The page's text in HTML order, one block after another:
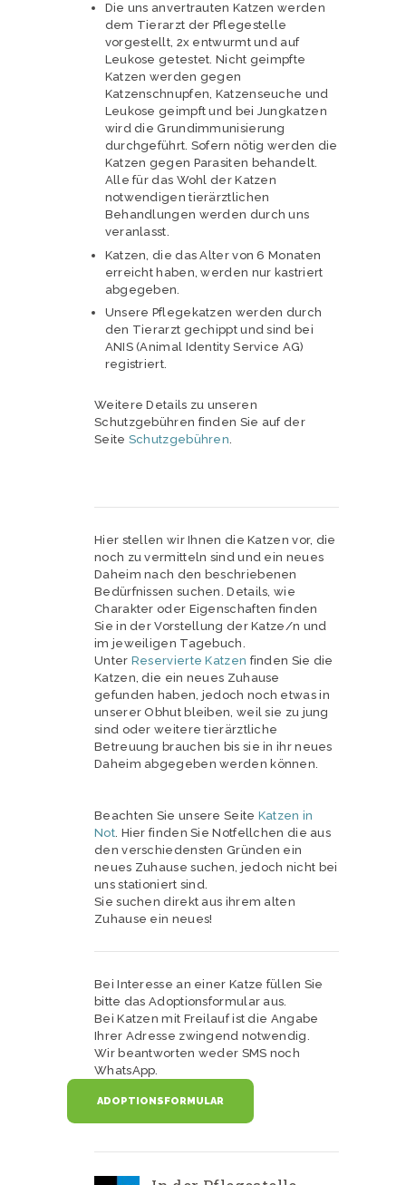
Die uns anvertrauten Katzen werden
dem Tierarzt der Pflegestelle
vorgestellt, 2x entwurmt und auf
Leukose getestet. Nicht geimpfte
Katzen werden gegen
Katzenschnupfen, Katzenseuche und
Leukose geimpft und bei Jungkatzen
wird die Grundimmunisierung
durchgeführt. Sofern nötig werden die
Katzen gegen Parasiten behandelt.
Alle für das Wohl der Katzen
notwendigen tierärztlichen
Behandlungen werden durch uns
veranlasst.
Katzen, die das Alter von 6 Monaten
erreicht haben, werden nur kastriert
abgegeben.
Unsere Pflegekatzen werden durch
den Tierarzt gechippt und sind bei
ANIS (Animal Identity Service AG)
registriert.
Weitere Details zu unseren
Schutzgebühren finden Sie auf der
Seite Schutzgebühren.
Hier stellen wir Ihnen die Katzen vor, die
noch zu vermitteln sind und ein neues
Daheim nach den beschriebenen
Bedürfnissen suchen. Details, wie
Charakter oder Eigenschaften finden
Sie in der Vorstellung der Katze/n und
im jeweiligen Tagebuch.
Unter Reservierte Katzen finden Sie die
Katzen, die ein neues Zuhause
gefunden haben, jedoch noch etwas in
unserer Obhut bleiben, weil sie zu jung
sind oder weitere tierärztliche
Betreuung brauchen bis sie in ihr neues
Daheim abgegeben werden können.
Beachten Sie unsere Seite Katzen in
Not. Hier finden Sie Notfellchen die aus
den verschiedensten Gründen ein
neues Zuhause suchen, jedoch nicht bei
uns stationiert sind.
Sie suchen direkt aus ihrem alten
Zuhause ein neues!
Bei Interesse an einer Katze füllen Sie
bitte das Adoptionsformular aus.
Bei Katzen mit Freilauf ist die Angabe
Ihrer Adresse zwingend notwendig.
Wir beantworten weder SMS noch
WhatsApp.
ADOPTIONSFORMULAR